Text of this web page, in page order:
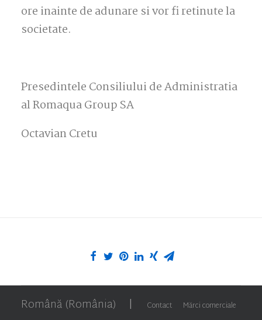
ore inainte de adunare si vor fi retinute la
societate.
Presedintele Consiliului de Administratia
al Romaqua Group SA
Octavian Cretu
Română (România) | Contact Mărci comerciale